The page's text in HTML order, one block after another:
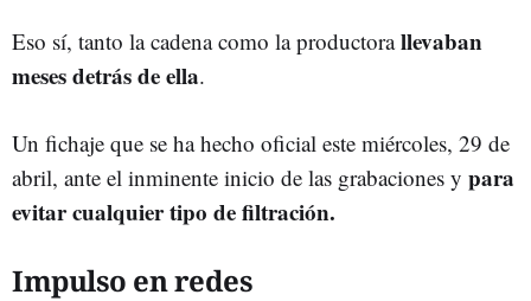
Eso sí, tanto la cadena como la productorallevaban
meses detrás de ella.
Un fichaje que se ha hecho oficial este miércoles, 29 de
abril, ante el inminente inicio de las grabaciones y para
evitar cualquier tipo de filtración.
Impulso en redes